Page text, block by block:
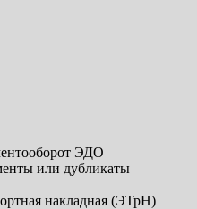
ЭДО
или дубликаты
накладная (ЭТрН)